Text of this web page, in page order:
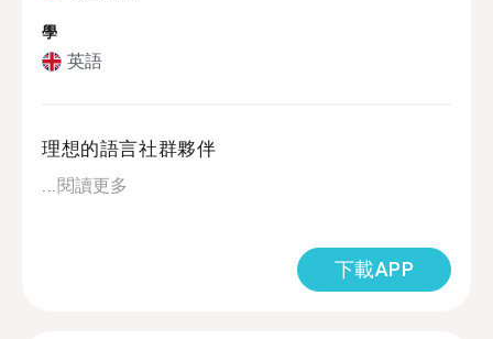
學
英語
理想的語言社群夥伴
...閱讀更多
下載APP